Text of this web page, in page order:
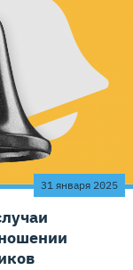
31 января 2025